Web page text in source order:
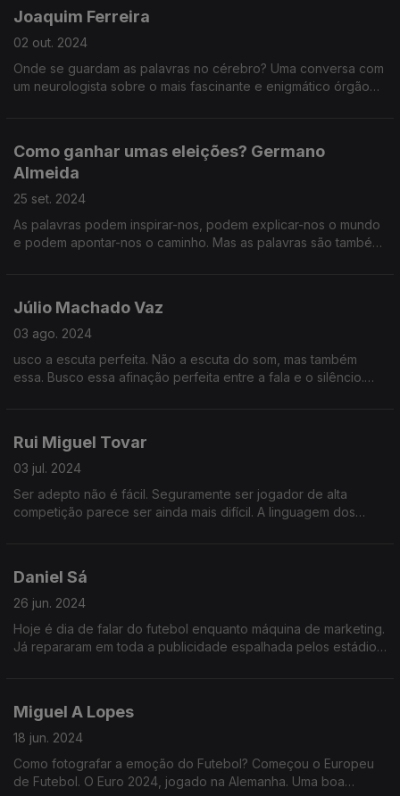
Joaquim Ferreira
02 out. 2024
Onde se guardam as palavras no cérebro? Uma conversa com
um neurologista sobre o mais fascinante e enigmático órgão
Como ganhar umas eleições? Germano
Almeida
25 set. 2024
As palavras podem inspirar-nos, podem explicar-nos o mundo
e podem apontar-nos o caminho. Mas as palavras são também
Júlio Machado Vaz
03 ago. 2024
usco a escuta perfeita. Não a escuta do som, mas também
essa. Busco essa afinação perfeita entre a fala e o silêncio.
Rui Miguel Tovar
03 jul. 2024
Ser adepto não é fácil. Seguramente ser jogador de alta
competição parece ser ainda mais difícil. A linguagem dos
Daniel Sá
26 jun. 2024
Hoje é dia de falar do futebol enquanto máquina de marketing.
Já repararam em toda a publicidade espalhada pelos estádios
Miguel A Lopes
18 jun. 2024
Como fotografar a emoção do Futebol? Começou o Europeu
de Futebol. O Euro 2024, jogado na Alemanha. Uma boa